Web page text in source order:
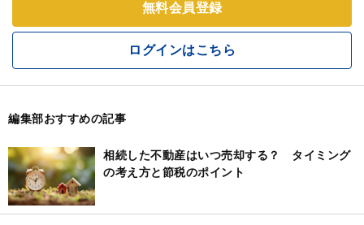
無料会員登録
ログインはこちら
編集部おすすめの記事
相続した不動産はいつ売却する？ タイミング
の考え方と節税のポイント